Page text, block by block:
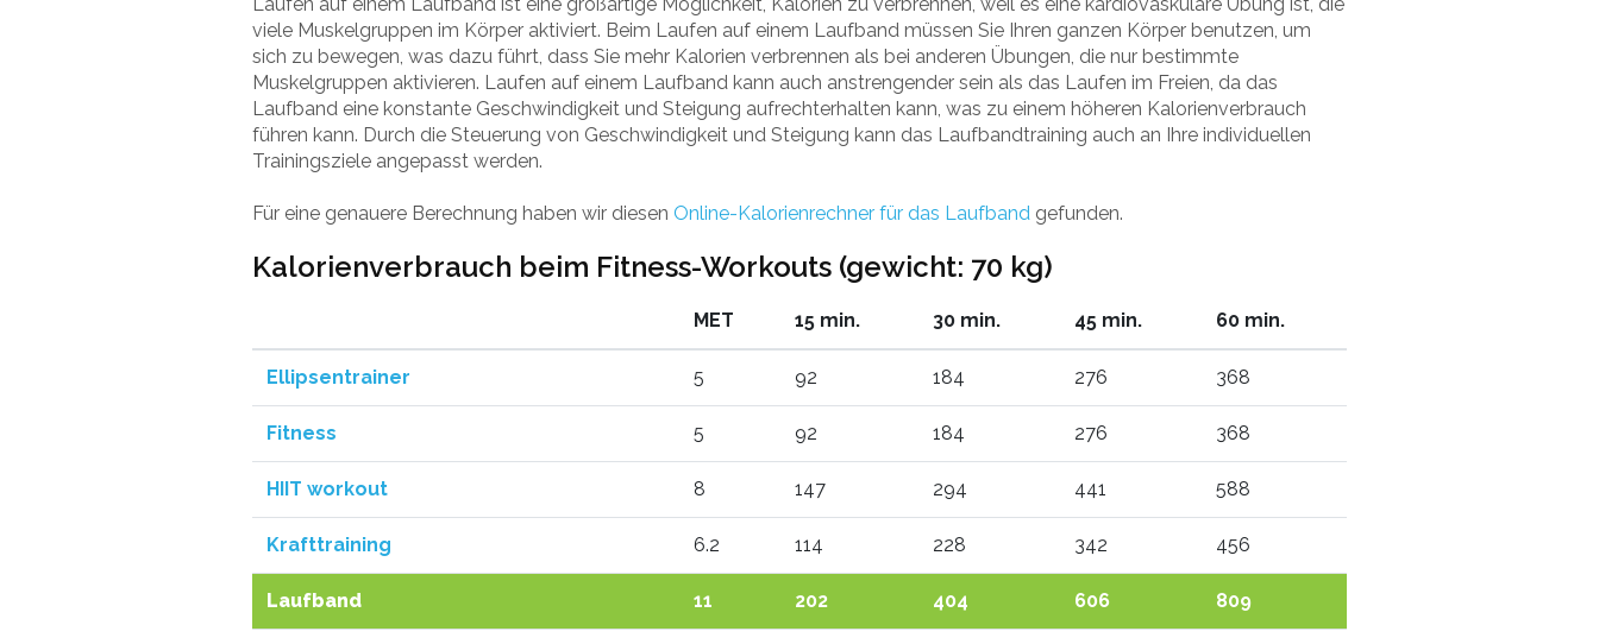
viele Muskelgruppen im Körper aktiviert. Beim Laufen auf einem Laufband müssen Sie Ihren ganzen Körper benutzen, um
sich zu bewegen, was dazu führt, dass Sie mehr Kalorien verbrennen als bei anderen Übungen, die nur bestimmte
Muskelgruppen aktivieren. Laufen auf einem Laufband kann auch anstrengender sein als das Laufen im Freien, da das
Laufband eine konstante Geschwindigkeit und Steigung aufrechterhalten kann, was zu einem höheren Kalorienverbrauch
führen kann. Durch die Steuerung von Geschwindigkeit und Steigung kann das Laufbandtraining auch an Ihre individuellen
Trainingsziele angepasst werden.
Für eine genauere Berechnung haben wir diesen Online-Kalorienrechner für das Laufband gefunden.
Kalorienverbrauch beim Fitness-Workouts (gewicht: 70 kg)
MET 15 min. 30 min. 45 min. 60 min.
Ellipsentrainer 5 92 184 276 368
Fitness 5 92 184 276 368
HIIT workout 8 147 294 441 588
Krafttraining 6.2 114 228 342 456
Laufband 11 202 404 606 809